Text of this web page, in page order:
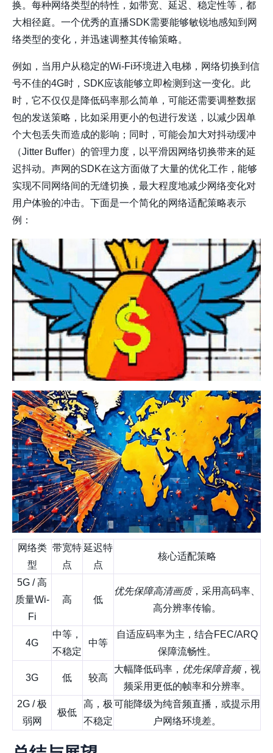
换。每种网络类型的特性，如带宽、延迟、稳定性等，都
大相径庭。一个优秀的直播SDK需要能够敏锐地感知到网
络类型的变化，并迅速调整其传输策略。
例如，当用户从稳定的Wi-Fi环境进入电梯，网络切换到信
号不佳的4G时，SDK应该能够立即检测到这一变化。此
时，它不仅仅是降低码率那么简单，可能还需要调整数据
包的发送策略，比如采用更小的包进行发送，以减少因单
个大包丢失而造成的影响；同时，可能会加大对抖动缓冲
（Jitter Buffer）的管理力度，以平滑因网络切换带来的延
迟抖动。声网的SDK在这方面做了大量的优化工作，能够
实现不同网络间的无缝切换，最大程度地减少网络变化对
用户体验的冲击。下面是一个简化的网络适配策略表示
例：
网络类
型
带宽特
点
延迟特
点
核心适配策略
5G / 高
质量Wi-
Fi
高 低
优先保障高清画质，采用高码率、
高分辨率传输。
4G
中等，
不稳定
中等
自适应码率为主，结合FEC/ARQ
保障流畅性。
3G 低 较高
大幅降低码率， 优先保障音频，视
频采用更低的帧率和分辨率。
2G / 极
弱网
极低
高，极
不稳定
可能降级为纯音频直播，或提示用
户网络环境差。